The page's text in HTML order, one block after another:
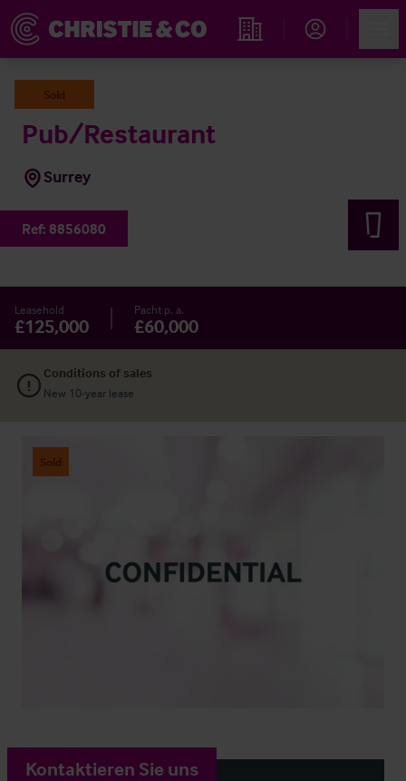
Immobiliensuche
Sold
Pub/Restaurant
Surrey
Ref: 8856080
Leasehold
£125,000
Pacht p. a.
£60,000
Conditions of sales
New 10-year lease
Sold
Kontaktieren Sie uns